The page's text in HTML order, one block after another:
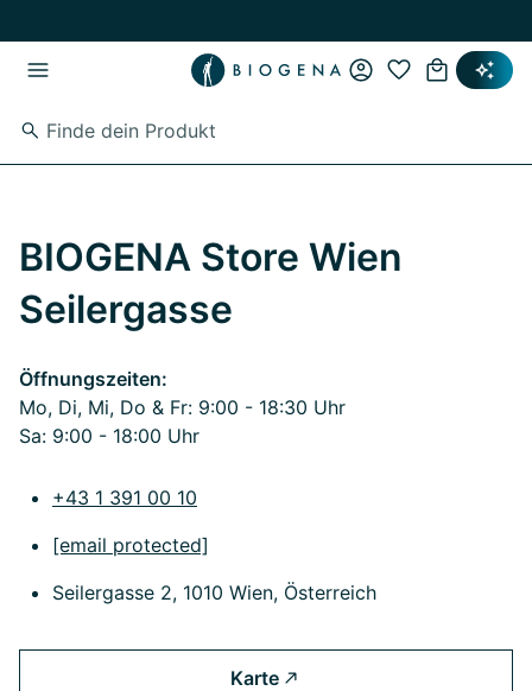
BIOGENA Store Wien
Seilergasse
Öffnungszeiten:
Mo, Di, Mi, Do & Fr: 9:00 - 18:30 Uhr
Sa: 9:00 - 18:00 Uhr
+43 1 391 00 10
[email protected]
Seilergasse 2, 1010 Wien, Österreich
Karte